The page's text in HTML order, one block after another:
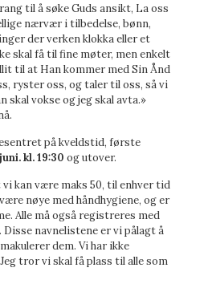
til å søke Guds ansikt, La oss
nærvær i tilbedelse, bønn,
der verken klokka eller et
skal få til fine møter, men enkelt
til at Han kommer med Sin Ånd
ryster oss, og taler til oss, så vi
skal vokse og jeg skal avta.»
på kveldstid, første
kl. 19:30 og utover.
kan være maks 50, til enhver tid
nøye med håndhygiene, og er
Alle må også registreres med
navnelistene er vi pålagt å
dem. Vi har ikke
tror vi skal få plass til alle som